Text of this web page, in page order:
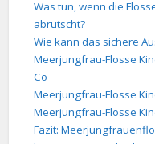
Was tun, wenn die
abrutscht?
Wie kann das sichere
Meerjungfrau-Flosse
Co
Meerjungfrau-Flosse
Meerjungfrau-Flosse
Fazit: